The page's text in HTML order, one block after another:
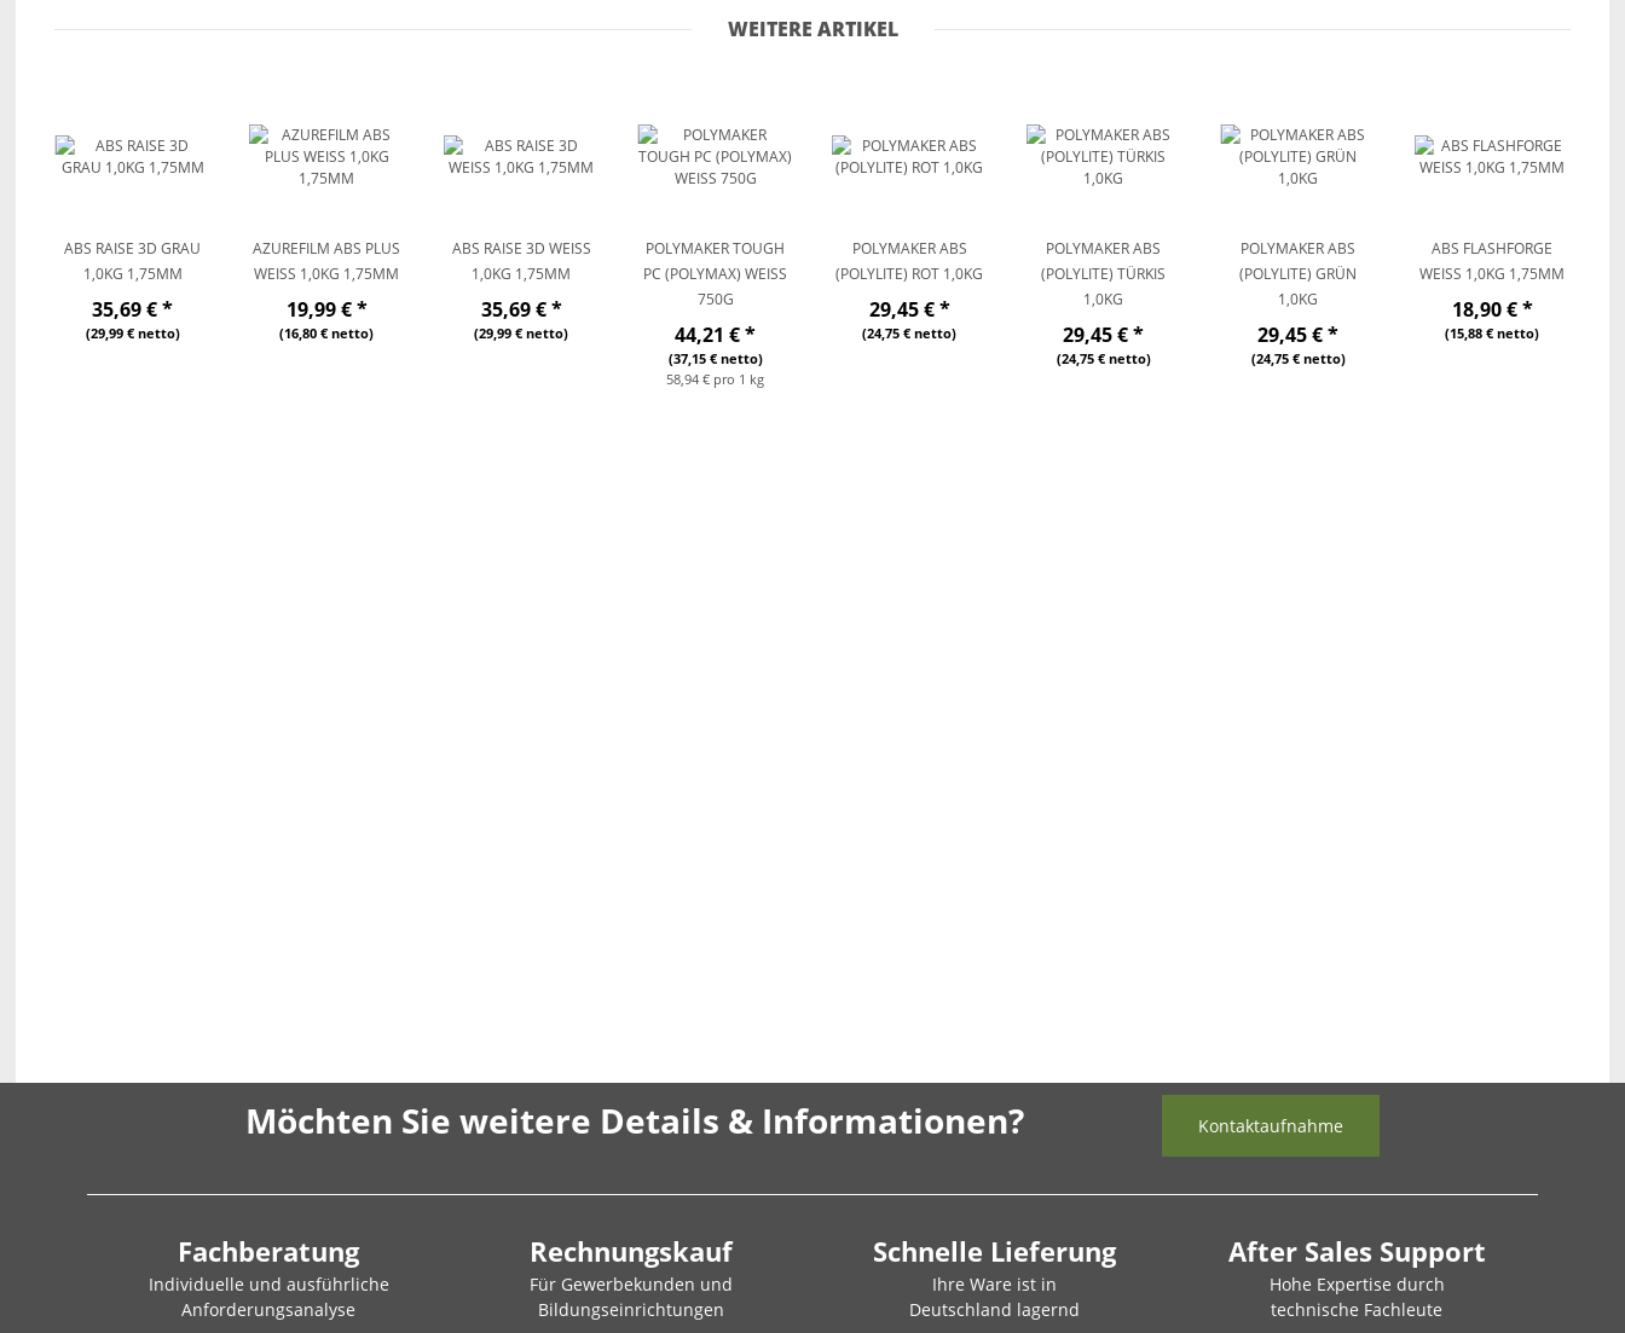
WEITERE ARTIKEL
ABS RAISE 3D GRAU
1,0KG 1,75MM
35,69 €*
(29,99 € netto)
AZUREFILM ABS PLUS
WEISS 1,0KG 1,75MM
19,99 €*
(16,80 € netto)
ABS RAISE 3D WEISS 1
,0KG 1,75MM
35,69 €*
(29,99 € netto)
POLYMAKER TOUGH
PC (POLYMAX) WEISS 7
50G
44,21 €*
(37,15 € netto)
58,94 € pro 1 kg
POLYMAKER ABS
(POLYLITE) ROT 1,0KG
29,45 €*
(24,75 € netto)
POLYMAKER ABS
(POLYLITE) TÜRKIS
1,0KG
29,45 €*
(24,75 € netto)
POLYMAKER ABS
(POLYLITE) GRÜN
1,0KG
29,45 €*
(24,75 € netto)
ABS FLASHFORGE
WEISS 1,0KG 1,75MM
18,90 €*
(15,88 € netto)
Möchten Sie weitere Details & Informationen? Kontaktaufnahme
Fachberatung
Individuelle und ausführliche
Anforderungsanalyse
Rechnungskauf
Für Gewerbekunden und
Bildungseinrichtungen
Schnelle Lieferung
Ihre Ware ist in
Deutschland lagernd
After Sales Support
Hohe Expertise durch
technische Fachleute